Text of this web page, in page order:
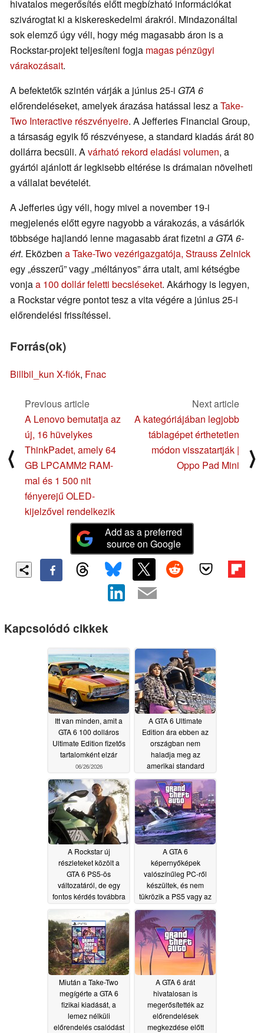
hivatalos megerősítés előtt megbízható információkat
szivárogtat ki a kiskereskedelmi árakról. Mindazonáltal
sok elemző úgy véli, hogy még magasabb áron is a
Rockstar-projekt teljesíteni fogja magas pénzügyi
várakozásait.
A befektetők szintén várják a június 25-i GTA 6
előrendeléseket, amelyek árazása hatással lesz aTake-
Two Interactive részvényeire. A Jefferies Financial Group,
a társaság egyik fő részvényese, a standard kiadás árát 80
dollárra becsüli. Avárható rekord eladási volumen, a
gyártói ajánlott ár legkisebb eltérése is drámaian növelheti
a vállalat bevételét.
A Jefferies úgy véli, hogy mivel a november 19-i
megjelenés előtt egyre nagyobb a várakozás, a vásárlók
többsége hajlandó lenne magasabb árat fizetni a GTA 6-
ért. Eközben a Take-Two vezérigazgatója, Strauss Zelnick
egy „ésszerű” vagy „méltányos” árra utalt, ami kétségbe
vonjaa 100 dollár feletti becsléseket. Akárhogy is legyen,
a Rockstar végre pontot tesz a vita végére a június 25-i
előrendelési frissítéssel.
Forrás(ok)
Billbil_kun X-fiók, Fnac
⟨
Previous article
A Lenovo bemutatja az
új, 16 hüvelykes
ThinkPadet, amely 64
GB LPCAMM2 RAM-
mal és 1 500 nit
fényerejű OLED-
kijelzővel rendelkezik
Next article
A kategóriájában legjobb
táblagépet érthetetlen
módon visszatartják |
Oppo Pad Mini
⟩
Add as a preferred
source on Google
Kapcsolódó cikkek
Itt van minden, amit a
GTA 6 100 dolláros
Ultimate Edition fizetős
tartalomként elzár
06/26/2026
A GTA 6 Ultimate
Edition ára ebben az
országban nem
haladja meg az
amerikai standard
06/25/2026
A Rockstar új
részleteket közölt a
GTA 6 PS5-ös
változatáról, de egy
fontos kérdés továbbra
marad06/25/2026
A GTA 6
képernyőképek
valószínűleg PC-ről
készültek, és nem
tükrözik a PS5 vagy az
grafikáját
06/25/2026
Miután a Take-Two
megígérte a GTA 6
fizikai kiadását, a
lemez nélküli
előrendelés csalódást
A GTA 6 árát
hivatalosan is
megerősítették az
előrendelések
megkezdése előtt